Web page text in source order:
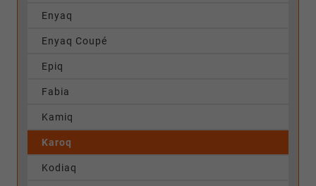
Enyaq
Enyaq Coupé
Epiq
Fabia
Kamiq
Karoq
Kodiaq